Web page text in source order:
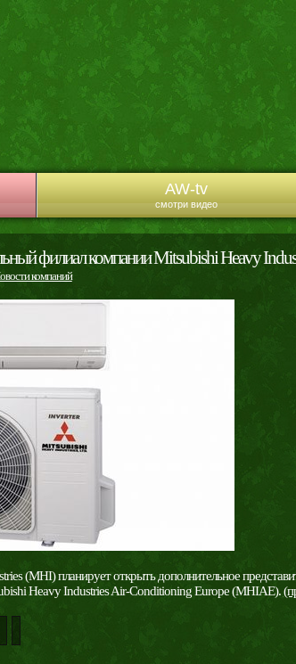
AW-tv
смотри видео
филиал компании Mitsubishi Heavy
компаний
(MHI) планирует открыть дополнительное
Heavy Industries Air-Conditioning Europe (MHIAE).